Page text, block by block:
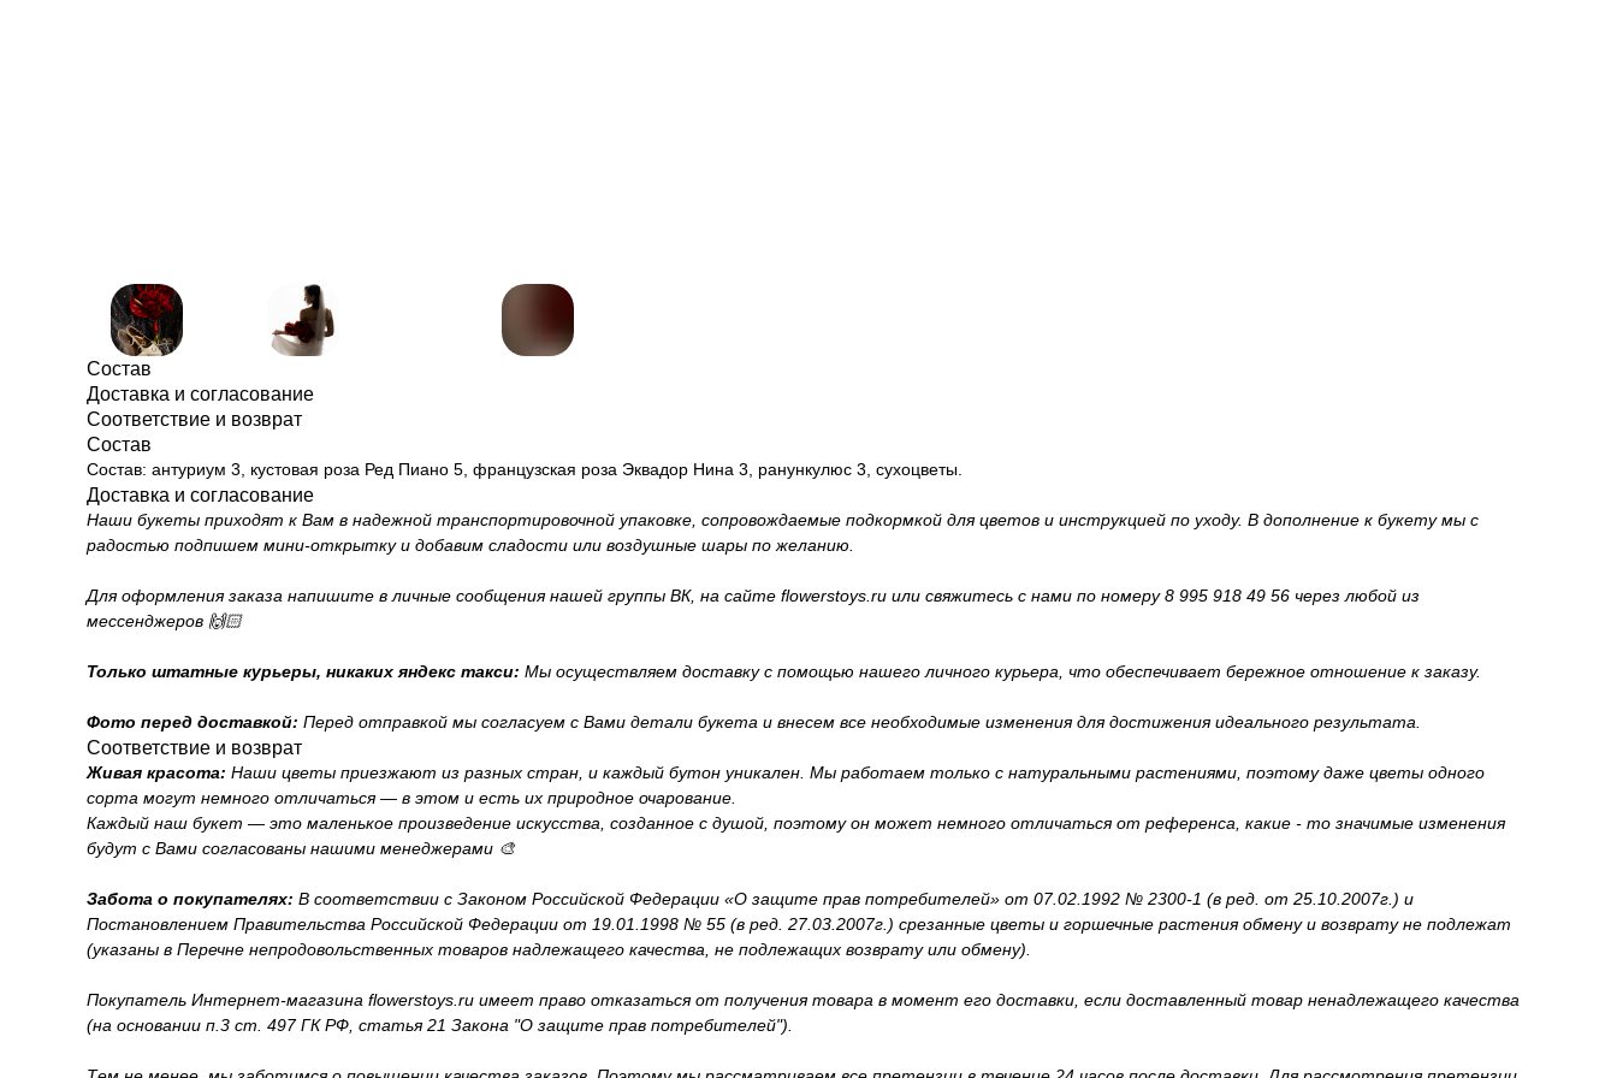
Состав
Доставка и согласование
Соответствие и возврат
Состав
Состав: антуриум 3, кустовая роза Ред Пиано 5, французская роза Эквадор Нина 3, ранункулюс 3, сухоцветы.
Доставка и согласование
Наши букеты приходят к Вам в надежной транспортировочной упаковке, сопровождаемые подкормкой для цветов и инструкцией по уходу. В дополнение к букету мы с
радостью подпишем мини-открытку и добавим сладости или воздушные шары по желанию.
Для оформления заказа напишите в личные сообщения нашей группы ВК, на сайте flowerstoys.ru или свяжитесь с нами по номеру 8 995 918 49 56 через любой из
мессенджеров 🙌🏻
Только штатные курьеры, никаких яндекс такси: Мы осуществляем доставку с помощью нашего личного курьера, что обеспечивает бережное отношение к заказу.
Фото перед доставкой: Перед отправкой мы согласуем с Вами детали букета и внесем все необходимые изменения для достижения идеального результата.
Соответствие и возврат
Живая красота: Наши цветы приезжают из разных стран, и каждый бутон уникален. Мы работаем только с натуральными растениями, поэтому даже цветы одного
сорта могут немного отличаться — в этом и есть их природное очарование.
Каждый наш букет — это маленькое произведение искусства, созданное с душой, поэтому он может немного отличаться от референса, какие - то значимые изменения
будут с Вами согласованы нашими менеджерами 🎨
Забота о покупателях: В соответствии с Законом Российской Федерации «О защите прав потребителей» от 07.02.1992 № 2300-1 (в ред. от 25.10.2007г.) и
Постановлением Правительства Российской Федерации от 19.01.1998 № 55 (в ред. 27.03.2007г.) срезанные цветы и горшечные растения обмену и возврату не подлежат
(указаны в Перечне непродовольственных товаров надлежащего качества, не подлежащих возврату или обмену).
Покупатель Интернет-магазина flowerstoys.ru имеет право отказаться от получения товара в момент его доставки, если доставленный товар ненадлежащего качества
(на основании п.3 ст. 497 ГК РФ, статья 21 Закона "О защите прав потребителей").